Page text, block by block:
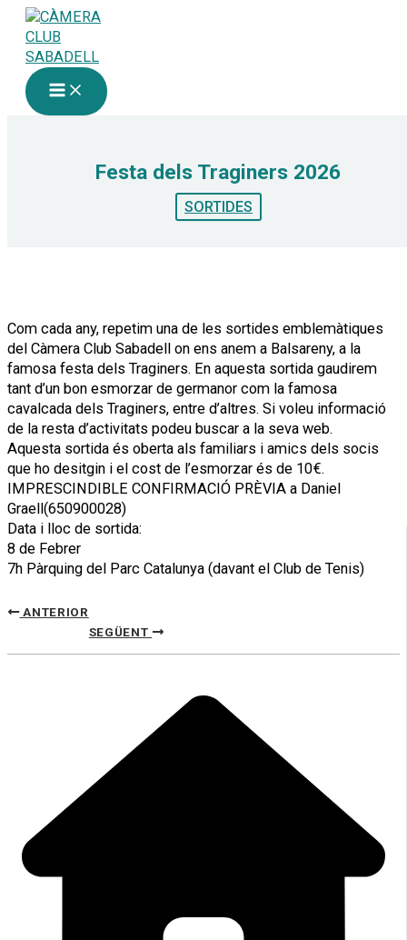
Vés
contingut
Festa dels Traginers 2026
SORTIDES
Com cada any, repetim una de les sortides emblemàtiques
del Càmera Club Sabadell on ens anem a Balsareny, a la
famosa festa dels Traginers. En aquesta sortida gaudirem
tant d’un bon esmorzar de germanor com la famosa
cavalcada dels Traginers, entre d’altres. Si voleu informació
de la resta d’activitats podeu buscar a la seva web.
Aquesta sortida és oberta als familiars i amics dels socis
que ho desitgin i el cost de l’esmorzar és de 10€.
IMPRESCINDIBLE CONFIRMACIÓ PRÈVIA a Daniel
Graell(650900028)
Data i lloc de sortida:
8 de Febrer
7h Pàrquing del Parc Catalunya (davant el Club de Tenis)
ANTERIOR
SEGÜENT